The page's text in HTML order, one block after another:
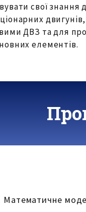
свої
ДВЗ та для
елементів.
Математичне